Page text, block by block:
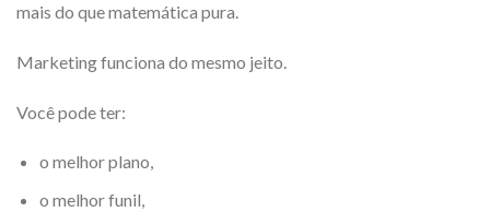
mais do que matemática pura.
Marketing funciona do mesmo jeito.
Você pode ter:
o melhor plano,
o melhor funil,